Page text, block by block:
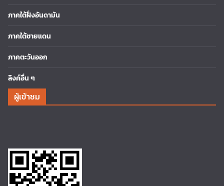
ภาคใต้ฝั่งอันดามัน
ภาคใต้ชายแดน
ภาคตะวันออก
ลิงค์อื่น ๆ
ผู้เข้าชม